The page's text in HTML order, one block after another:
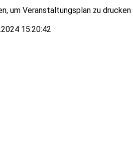
um Veranstaltungsplan zu drucken
15:20:42